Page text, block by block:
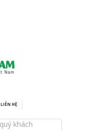
LIÊN HỆ
khách